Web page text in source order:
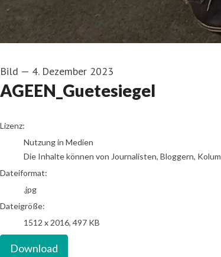
Bild — 4. Dezember 2023
AGEEN_Guetesiegel
go to media item
Lizenz:
Nutzung in Medien
Die Inhalte können von Journalisten, Bloggern,
Dateiformat:
.jpg
Dateigröße:
1512 x 2016, 497 KB
Download